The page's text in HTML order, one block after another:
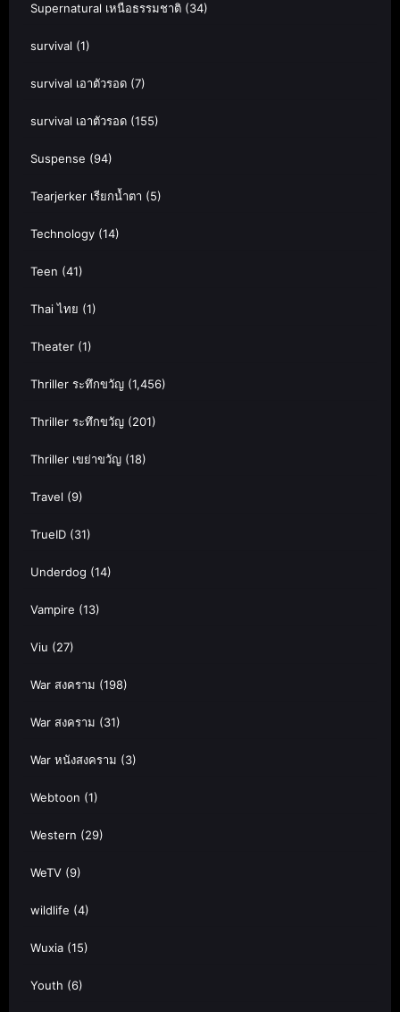
Supernatural เหนือธรรมชาติ (34)
survival (1)
survival เอาตัวรอด (7)
survival เอาตัวรอด (155)
Suspense (94)
Tearjerker เรียกน้ำตา (5)
Technology (14)
Teen (41)
Thai ไทย (1)
Theater (1)
Thriller ระทึกขวัญ (1,456)
Thriller ระทึกขวัญ (201)
Thriller เขย่าขวัญ (18)
Travel (9)
TrueID (31)
Underdog (14)
Vampire (13)
Viu (27)
War สงคราม (198)
War สงคราม (31)
War หนังสงคราม (3)
Webtoon (1)
Western (29)
WeTV (9)
wildlife (4)
Wuxia (15)
Youth (6)